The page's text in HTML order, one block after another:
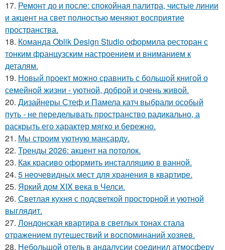
17. Ремонт до и после: спокойная палитра, чистые линии
и акцент на свет полностью меняют восприятие
пространства.
18. Команда Oblik Design Studio оформила ресторан с
тонким французским настроением и вниманием к
деталям.
19. Новый проект можно сравнить с большой книгой о
семейной жизни - уютной, доброй и очень живой.
20. Дизайнеры Стеф и Памела катч выбрали особый
путь - не переделывать пространство радикально, а
раскрыть его характер мягко и бережно.
21. Мы строим уютную мансарду.
22. Тренды 2026: акцент на потолок.
23. Как красиво оформить инсталляцию в ванной.
24. 5 неочевидных мест для хранения в квартире.
25. Яркий дом XIX века в Челси.
26. Светлая кухня с подсветкой просторной и уютной
выглядит.
27. Лондонская квартира в светлых тонах стала
отражением путешествий и воспоминаний хозяев.
28. Небольшой отель в андалусии соединил атмосферу